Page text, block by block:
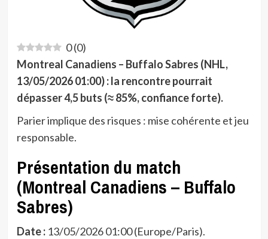
0(0)
Montreal Canadiens – Buffalo Sabres (NHL,
13/05/2026 01:00) : la rencontre pourrait
dépasser 4,5 buts (≈ 85%, confiance forte).
Parier implique des risques : mise cohérente et jeu
responsable.
Présentation du match
(Montreal Canadiens – Buffalo
Sabres)
Date :13/05/2026 01:00 (Europe/Paris).